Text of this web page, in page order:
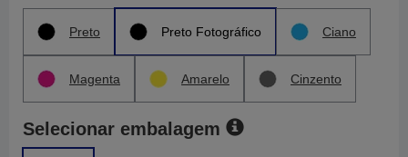
Preto Preto Fotográfico Ciano
Magenta Amarelo Cinzento
Selecionar embalagem